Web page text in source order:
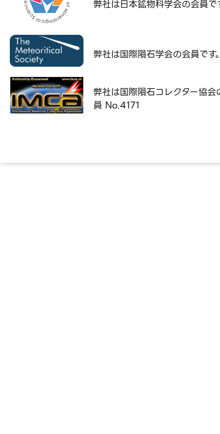
弊社は日本鉱物科学会の会員で
弊社は国際隕石学会の会員です
弊社は国際隕石コレクター協会
員 No.4171